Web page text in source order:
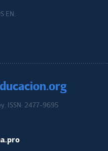
EN:
ISSN: 2477-9695